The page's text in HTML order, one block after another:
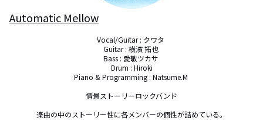
Automatic Mellow
Vocal/Guitar : クワタ
Guitar : 横濱 拓也
Bass : 愛敬ツカサ
Drum : Hiroki
Piano & Programming : Natsume.M
情景ストーリーロックバンド
楽曲の中のストーリー性に各メンバーの個性が詰めている。